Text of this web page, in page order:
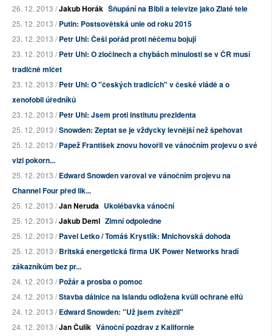
26. 12. 2013 /Jakub Horák Šňupání na Bibli a televize jako Zlaté tele
25. 12. 2013 /Putin: Postsovětská unie od roku 2015
23. 12. 2013 /Petr Uhl: Češi pořád proti něčemu bojují
23. 12. 2013 /Petr Uhl: O zločinech a chybách minulosti se v ČR musí
tradičně mlčet
23. 12. 2013 /Petr Uhl: O "českých tradicích" v české vládě a o
xenofobii úředníků
23. 12. 2013 /Petr Uhl: Jsem proti institutu prezidenta
25. 12. 2013 /Snowden: Zeptat se je vždycky levnější než špehovat
25. 12. 2013 /Papež František znovu hovořil ve vánočním projevu o své
vizi pokorn...
25. 12. 2013 /Edward Snowden varoval ve vánočním projevu na
Channel Four před lik...
25. 12. 2013 /Jan Neruda Ukolébavka vánoční
25. 12. 2013 /Jakub Deml Zimní odpoledne
25. 12. 2013 /Pavel Letko / Tomáš Krystlík: Mnichovská dohoda
25. 12. 2013 /Britská energetická firma UK Power Networks hradí
zákazníkům bez pr...
24. 12. 2013 /Požár a prosba o pomoc
24. 12. 2013 /Stavba dálnice na Islandu odložena kvůli ochraně elfů
24. 12. 2013 /Edward Snowden: "Už jsem zvítězil"
24. 12. 2013 /Jan Čulík Vánoční pozdrav z Kalifornie